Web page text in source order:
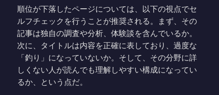
順位が下落したページについては、以下の視点でセ
ルフチェックを行うことが推奨される。まず、その
記事は独自の調査や分析、体験談を含んでいるか。
次に、タイトルは内容を正確に表しており、過度な
「釣り」になっていないか。そして、その分野に詳
しくない人が読んでも理解しやすい構成になってい
るか、という点だ。